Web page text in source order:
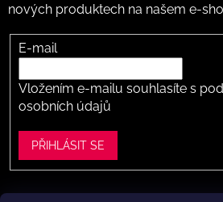
nových produktech na našem e-
E-mail
Vložením e-mailu souhlasíte s
osobních údajů
PŘIHLÁSIT SE